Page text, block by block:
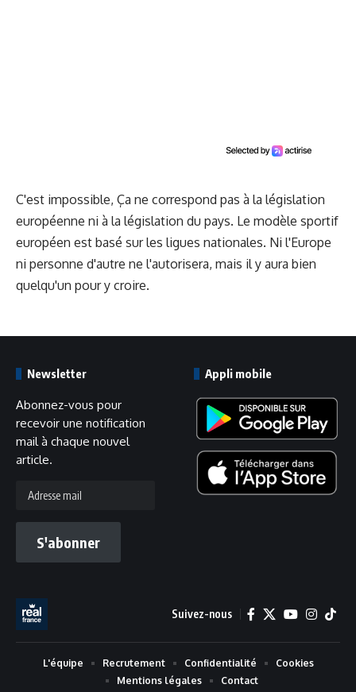
C'est impossible, Ça ne correspond pas à la législation
européenne ni à la législation du pays. Le modèle sportif
européen est basé sur les ligues nationales. Ni l'Europe
ni personne d'autre ne l'autorisera, mais il y aura bien
quelqu'un pour y croire.
Newsletter
Abonnez-vous pour
recevoir une notification
mail à chaque nouvel
article.
mail
S'abonner
Appli mobile
Suivez-nous
L'équipe Recrutement Confidentialité
Cookies
Mentions légales
Contact